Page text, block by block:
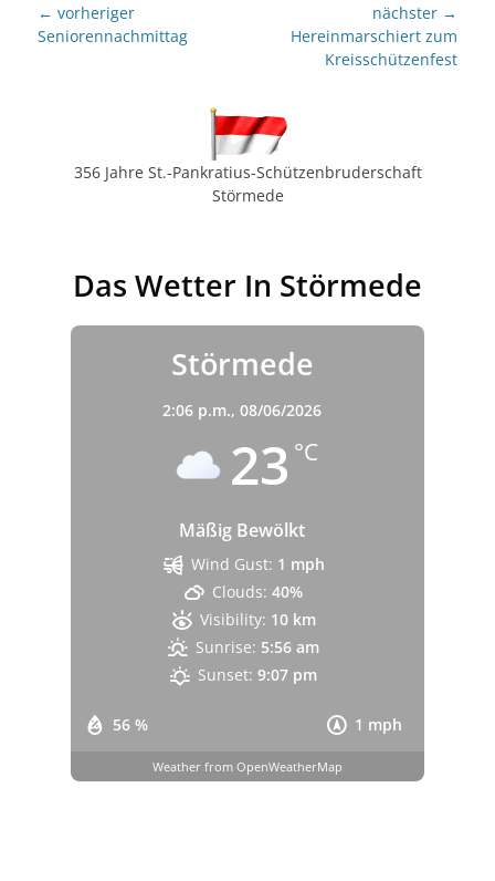
Beitragsnavigation
← vorheriger
Vorheriger
Seniorennachmittag
nächster →
nächsterHereinmarschiert zum
Kreisschützenfest
356 Jahre St.-Pankratius-Schützenbruderschaft
Störmede
Das Wetter In Störmede
Störmede
2:06 p.m., 08/06/2026
23 °C
Mäßig Bewölkt
56 % 1 mph
Wind Gust: 1 mph
Clouds: 40%
Visibility: 10 km
Sunrise: 5:56 am
Sunset: 9:07 pm
Weather from OpenWeatherMap